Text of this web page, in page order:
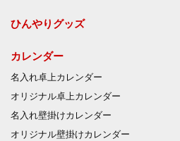
ひんやりグッズ
カレンダー
名入れ卓上カレンダー
オリジナル卓上カレンダー
名入れ壁掛けカレンダー
オリジナル壁掛けカレンダー